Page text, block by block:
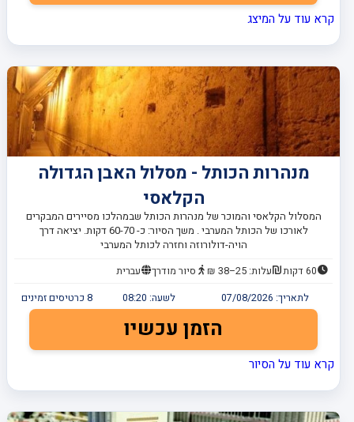
קרא עוד על המיצג
מנהרות הכותל - מסלול האבן הגדולה
הקלאסי
המסלול הקלאסי והמוכר של מנהרות הכותל שבמהלכו מסיירים המבקרים
לאורכו של הכותל המערבי . משך הסיור: כ- 60-70 דקות. יציאה דרך
הויה-דולורוזה וחזרה לכותל המערבי
60 דקות עלות: 25–38 ₪ סיור מודרך
עברית
לתאריך: 07/08/2026 לשעה: 08:20
8 כרטיסים זמינים
הזמן עכשיו
קרא עוד על הסיור